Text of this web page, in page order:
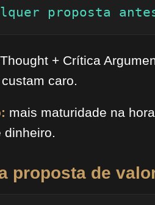
proposta
+ Crítica
caro.
mais maturidade na
dinheiro.
proposta de